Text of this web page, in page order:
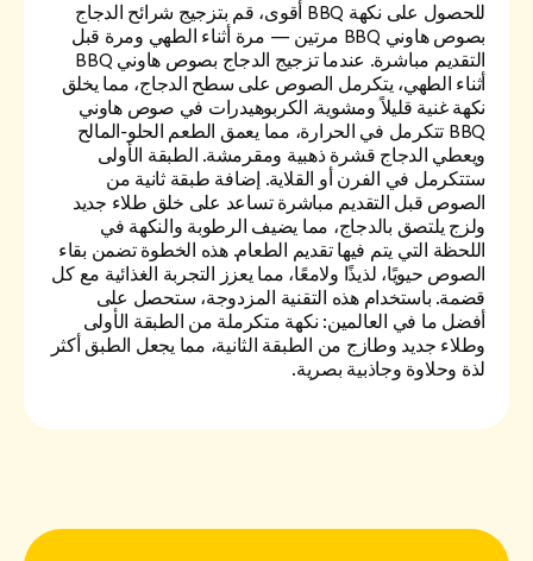
للحصول على نكهة BBQ أقوى، قم بتزجيج شرائح الدجاج
بصوص هاوني BBQ مرتين — مرة أثناء الطهي ومرة قبل
التقديم مباشرة. عندما تزجيج الدجاج بصوص هاوني BBQ
أثناء الطهي، يتكرمل الصوص على سطح الدجاج، مما يخلق
نكهة غنية قليلاً ومشوية. الكربوهيدرات في صوص هاوني
BBQ تتكرمل في الحرارة، مما يعمق الطعم الحلو-المالح
ويعطي الدجاج قشرة ذهبية ومقرمشة. الطبقة الأولى
ستتكرمل في الفرن أو القلاية. إضافة طبقة ثانية من
الصوص قبل التقديم مباشرة تساعد على خلق طلاء جديد
ولزج يلتصق بالدجاج، مما يضيف الرطوبة والنكهة في
اللحظة التي يتم فيها تقديم الطعام. هذه الخطوة تضمن بقاء
الصوص حيويًا، لذيذًا ولامعًا، مما يعزز التجربة الغذائية مع كل
قضمة. باستخدام هذه التقنية المزدوجة، ستحصل على
أفضل ما في العالمين: نكهة متكرملة من الطبقة الأولى
وطلاء جديد وطازج من الطبقة الثانية، مما يجعل الطبق أكثر
لذة وحلاوة وجاذبية بصرية.